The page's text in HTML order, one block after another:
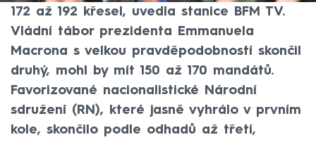
172 až 192 křesel, uvedla stanice BFM TV.
Vládní tábor prezidenta Emmanuela
Macrona s velkou pravděpodobností skončil
druhý, mohl by mít 150 až 170 mandátů.
Favorizované nacionalistické Národní
sdružení (RN), které jasně vyhrálo v prvním
kole, skončilo podle odhadů až třetí,